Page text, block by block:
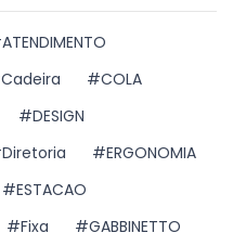
ATENDIMENTO
Cadeira
COLA
DESIGN
Diretoria
ERGONOMIA
ESTACAO
Fixa
GABBINETTO